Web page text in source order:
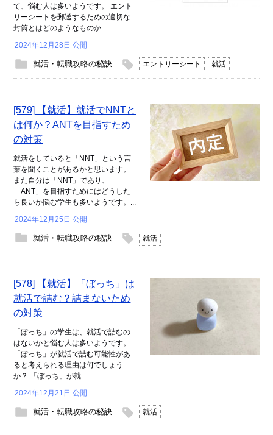
て、悩む人は多いようです。 エント
リーシートを郵送するための適切な
封筒とはどのようなものか...
2024年12月28日 公開
就活・転職攻略の秘訣 エントリーシート 就活
[579] 【就活】就活でNNTと
は何か？ANTを目指すため
の対策
就活をしていると「NNT」という言
葉を聞くことがあるかと思います。
また自分は「NNT」であり、
「ANT」を目指すためにはどうした
ら良いか悩む学生も多いようです。...
2024年12月25日 公開
就活・転職攻略の秘訣 就活
[578] 【就活】「ぼっち」は
就活で詰む？詰まないため
の対策
「ぼっち」の学生は、就活で詰むの
はないかと悩む人は多いようです。
「ぼっち」が就活で詰む可能性があ
ると考えられる理由は何でしょう
か？ 「ぼっち」が就...
2024年12月21日 公開
就活・転職攻略の秘訣 就活